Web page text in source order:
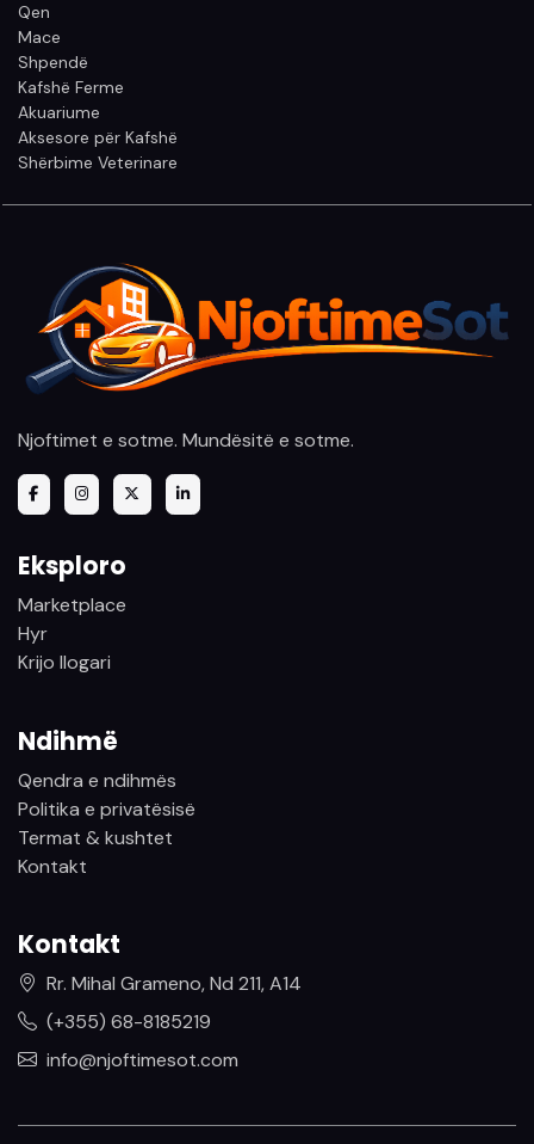
Qen
Mace
Shpendë
Kafshë Ferme
Akuariume
Aksesore për Kafshë
Shërbime Veterinare
Njoftimet e sotme. Mundësitë e sotme.
Eksploro
Marketplace
Hyr
Krijo llogari
Ndihmë
Qendra e ndihmës
Politika e privatësisë
Termat & kushtet
Kontakt
Kontakt
Rr. Mihal Grameno, Nd 211, A14
(+355) 68-8185219
info@njoftimesot.com